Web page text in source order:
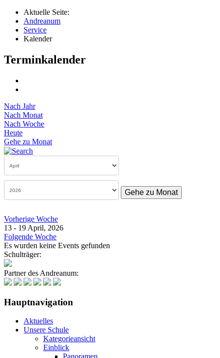
Aktuelle Seite:
Andreanum
Service
Kalender
Terminkalender
Nach Jahr
Nach Monat
Nach Woche
Heute
Gehe zu Monat
Gehe zu Monat
Vorherige Woche
13 - 19 April, 2026
Folgende Woche
Es wurden keine Events gefunden
Schulträger:
Partner des Andreanum:
Hauptnavigation
Aktuelles
Unsere Schule
Kategorieansicht
Einblick